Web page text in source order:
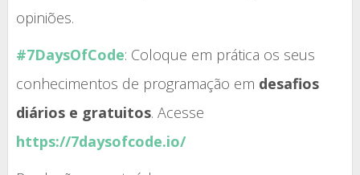
opiniões.
#7DaysOfCode: Coloque em prática os seus
conhecimentos de programação em desafios
diários e gratuitos. Acesse
https://7daysofcode.io/